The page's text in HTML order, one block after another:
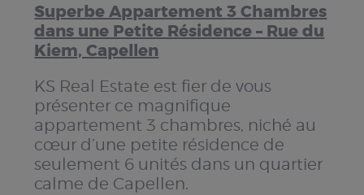
Superbe Appartement 3 Chambres
dans une Petite Résidence – Rue du
Kiem, Capellen
KS Real Estate est fier de vous
présenter ce magnifique
appartement 3 chambres, niché au
cœur d’une petite résidence de
seulement 6 unités dans un quartier
calme de Capellen.